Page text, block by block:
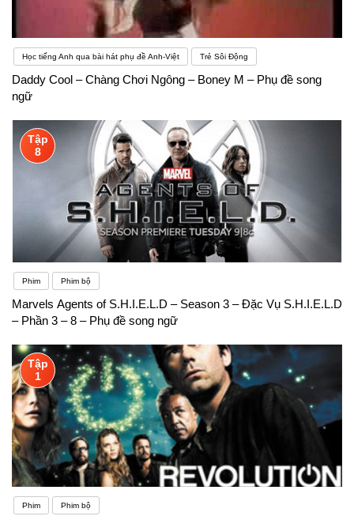
Học tiếng Anh qua bài hát phụ đề Anh-Việt Trẻ Sôi Động
Daddy Cool – Chàng Chơi Ngông – Boney M – Phụ đề song
ngữ
Tập
8
Phim Phim bộ
Marvels Agents of S.H.I.E.L.D – Season 3 – Đặc Vụ S.H.I.E.L.D
– Phần 3 – 8 – Phụ đề song ngữ
Tập
1
Phim Phim bộ